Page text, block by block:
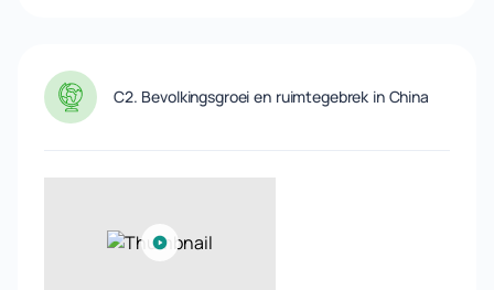
C2. Bevolkingsgroei en ruimtegebrek in China